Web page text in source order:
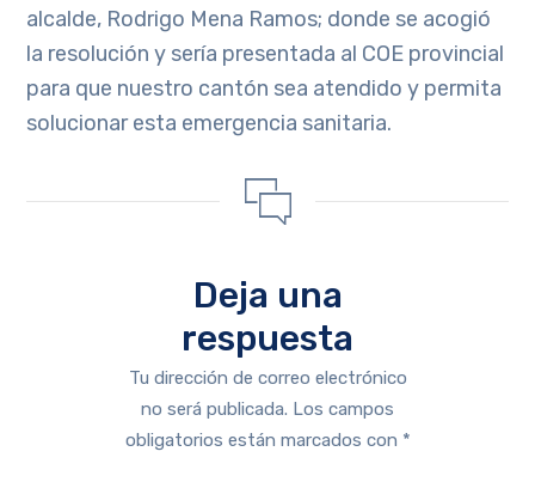
alcalde, Rodrigo Mena Ramos; donde se acogió
la resolución y sería presentada al COE provincial
para que nuestro cantón sea atendido y permita
solucionar esta emergencia sanitaria.
Deja una
respuesta
Tu dirección de correo electrónico
no será publicada. Los campos
obligatorios están marcados con *